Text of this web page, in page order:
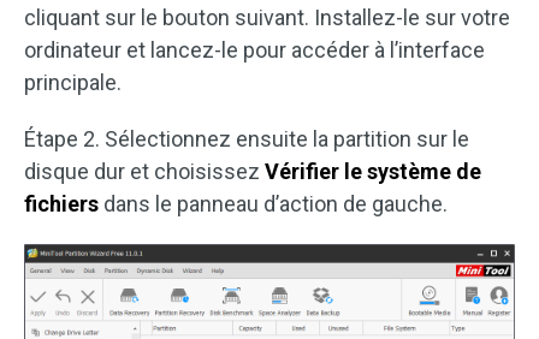
cliquant sur le bouton suivant. Installez-le sur votre
ordinateur et lancez-le pour accéder à l’interface
principale.
Étape 2. Sélectionnez ensuite la partition sur le
disque dur et choisissez Vérifier le système de
fichiers dans le panneau d’action de gauche.